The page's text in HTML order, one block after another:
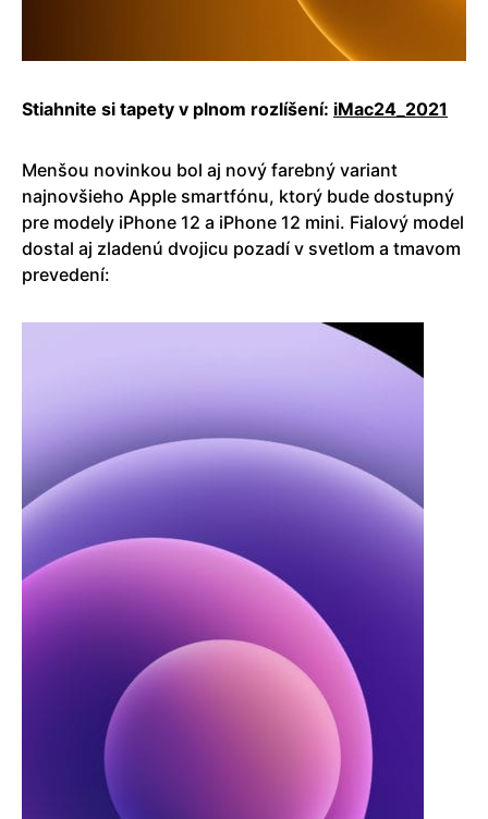
Stiahnite si tapety v plnom rozlíšení: iMac24_2021
Menšou novinkou bol aj nový farebný variant
najnovšieho Apple smartfónu, ktorý bude dostupný
pre modely iPhone 12 a iPhone 12 mini. Fialový model
dostal aj zladenú dvojicu pozadí v svetlom a tmavom
prevedení: